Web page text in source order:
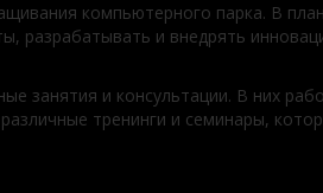
компьютерного парка. В
и внедрять
и консультации. В них
тренинги и семинары,